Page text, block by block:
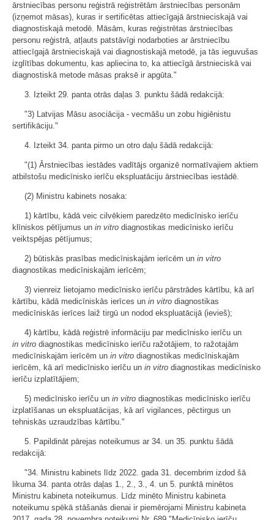
ārstniecības personu reģistrā reģistrētām ārstniecības personām
(izņemot māsas), kuras ir sertificētas attiecīgajā ārstnieciskajā vai
diagnostiskajā metodē. Māsām, kuras reģistrētas ārstniecības
personu reģistrā, atļauts patstāvīgi nodarboties ar ārstniecību
attiecīgajā ārstnieciskajā vai diagnostiskajā metodē, ja tās ieguvušas
izglītības dokumentu, kas apliecina to, ka attiecīgā ārstnieciskā vai
diagnostiskā metode māsas praksē ir apgūta."
3. Izteikt 29. panta otrās daļas 3. punktu šādā redakcijā:
"3) Latvijas Māsu asociācija - vecmāšu un zobu higiēnistu
sertifikāciju."
4. Izteikt 34. panta pirmo un otro daļu šādā redakcijā:
"(1) Ārstniecības iestādes vadītājs organizē normatīvajiem aktiem
atbilstošu medicīnisko ierīču ekspluatāciju ārstniecības iestādē.
(2) Ministru kabinets nosaka:
1) kārtību, kādā veic cilvēkiem paredzēto medicīnisko ierīču
klīniskos pētījumus un in vitro diagnostikas medicīnisko ierīču
veiktspējas pētījumus;
2) būtiskās prasības medicīniskajām ierīcēm un in vitro
diagnostikas medicīniskajām ierīcēm;
3) vienreiz lietojamo medicīnisko ierīču pārstrādes kārtību, kā arī
kārtību, kādā medicīniskās ierīces un in vitro diagnostikas
medicīniskās ierīces laiž tirgū un nodod ekspluatācijā (ievieš);
4) kārtību, kādā reģistrē informāciju par medicīnisko ierīču un
in vitro diagnostikas medicīnisko ierīču ražotājiem, to ražotajām
medicīniskajām ierīcēm un in vitro diagnostikas medicīniskajām
ierīcēm, kā arī medicīnisko ierīču un in vitro diagnostikas medicīnisko
ierīču izplatītājiem;
5) medicīnisko ierīču un in vitro diagnostikas medicīnisko ierīču
izplatīšanas un ekspluatācijas, kā arī vigilances, pēctirgus un
tehniskās uzraudzības kārtību."
5. Papildināt pārejas noteikumus ar 34. un 35. punktu šādā
redakcijā:
"34. Ministru kabinets līdz 2022. gada 31. decembrim izdod šā
likuma 34. panta otrās daļas 1., 2., 3., 4. un 5. punktā minētos
Ministru kabineta noteikumus. Līdz minēto Ministru kabineta
noteikumu spēkā stāšanās dienai ir piemērojami Ministru kabineta